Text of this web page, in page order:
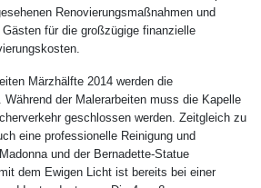
Renovierungsmaßnahmen und
für die großzügige finanzielle
Märzhälfte 2014 werden die
Während der Malerarbeiten muss die Kapelle
geschlossen werden. Zeitgleich zu
eine professionelle Reinigung und
und der Bernadette-Statue
dem Ewigen Licht ist bereits bei einer